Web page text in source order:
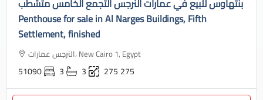
بنتهاوس للبيع في عمارات النرجس التجمع الخامس متشطب
Penthouse for sale in Al Narges Buildings, Fifth
Settlement, finished
النرجس عمارات، New Cairo 1, Egypt
51090 3 3 275 275